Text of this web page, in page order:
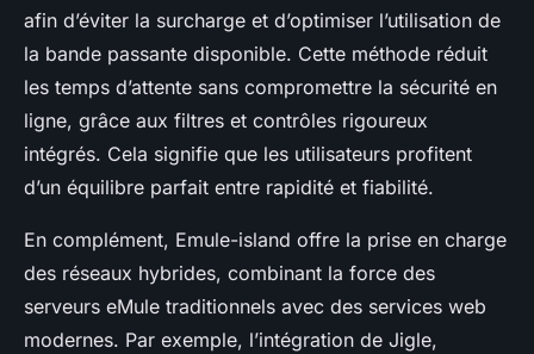
afin d’éviter la surcharge et d’optimiser l’utilisation de
la bande passante disponible. Cette méthode réduit
les temps d’attente sans compromettre la sécurité en
ligne, grâce aux filtres et contrôles rigoureux
intégrés. Cela signifie que les utilisateurs profitent
d’un équilibre parfait entre rapidité et fiabilité.
En complément, Emule-island offre la prise en charge
des réseaux hybrides, combinant la force des
serveurs eMule traditionnels avec des services web
modernes. Par exemple, l’intégration de Jigle,